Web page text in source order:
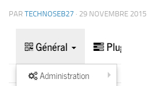
PAR TECHNOSEB27 · 29 NOVEMBRE 2015